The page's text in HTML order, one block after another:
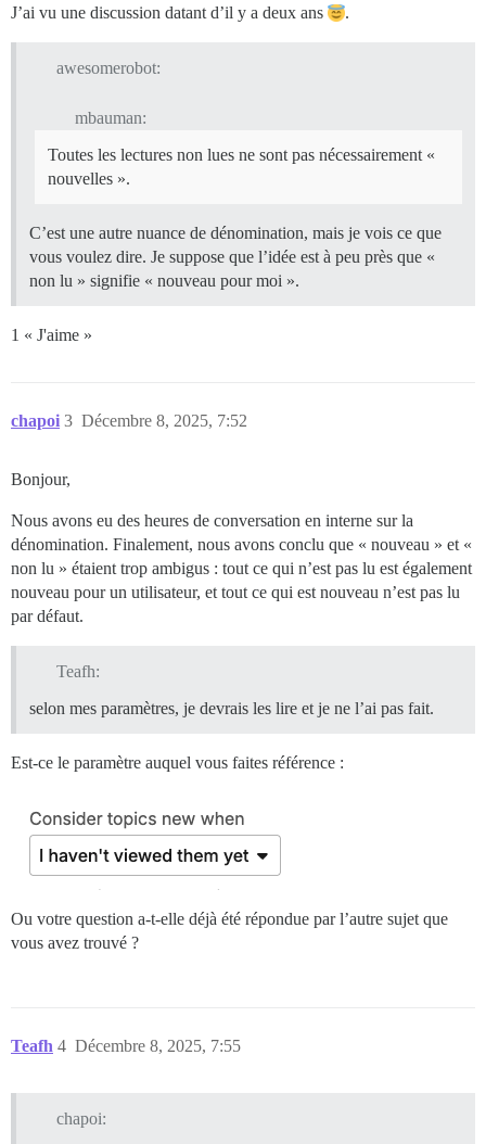
J’ai vu une discussion datant d’il y a deux ans .
awesomerobot:
mbauman:
Toutes les lectures non lues ne sont pas nécessairement «
nouvelles ».
C’est une autre nuance de dénomination, mais je vois ce que
vous voulez dire. Je suppose que l’idée est à peu près que «
non lu » signifie « nouveau pour moi ».
1 « J'aime »
chapoi Décembre 8, 2025, 7:52
3
Bonjour,
Nous avons eu des heures de conversation en interne sur la
dénomination. Finalement, nous avons conclu que « nouveau » et «
non lu » étaient trop ambigus : tout ce qui n’est pas lu est également
nouveau pour un utilisateur, et tout ce qui est nouveau n’est pas lu
par défaut.
Teafh:
selon mes paramètres, je devrais les lire et je ne l’ai pas fait.
Est-ce le paramètre auquel vous faites référence :
Ou votre question a-t-elle déjà été répondue par l’autre sujet que
vous avez trouvé ?
Teafh Décembre 8, 2025, 7:55
4
chapoi: